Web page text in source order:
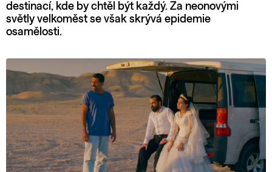
destinací, kde by chtěl být každý. Za neonovými
světly velkoměst se však skrývá epidemie
osamělosti.